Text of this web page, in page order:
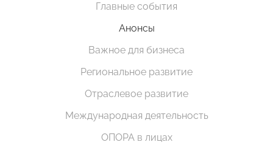
Главные события
Анонсы
Важное для бизнеса
Региональное развитие
Отраслевое развитие
Международная деятельность
ОПОРА в лицах